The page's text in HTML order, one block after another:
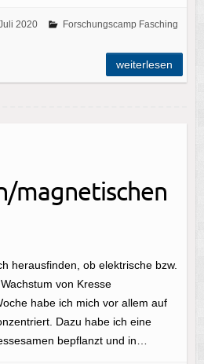
2020
Forschungscamp Fasching
weiterlesen
magnetischen
herausfinden, ob elektrische bzw.
von Kresse
habe ich mich vor allem auf
Dazu habe ich eine
bepflanzt und in…